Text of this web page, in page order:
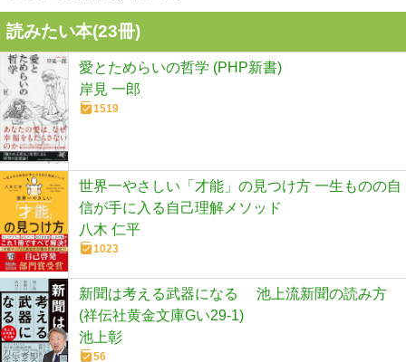
読みたい本(23冊)
愛とためらいの哲学 (PHP新書)
岸見 一郎
1519
世界一やさしい「才能」の見つけ方 一生ものの自
信が手に入る自己理解メソッド
八木 仁平
1023
新聞は考える武器になる 池上流新聞の読み方
(祥伝社黄金文庫Gい29-1)
池上彰
56